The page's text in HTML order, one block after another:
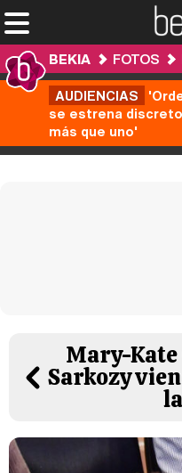
BEKIA FOTOS
AUDIENCIAS
se estrena
más que uno'
Mary-Kate
Sarkozy